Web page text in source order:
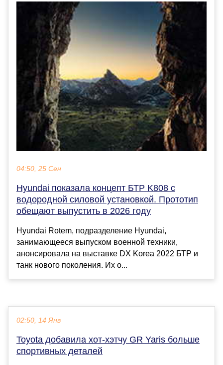
04:50, 25 Сен
Hyundai показала концепт БТР K808 с
водородной силовой установкой. Прототип
обещают выпустить в 2026 году
Hyundai Rotem, подразделение Hyundai,
занимающееся выпуском военной техники,
анонсировала на выставке DX Korea 2022 БТР и
танк нового поколения. Их о...
02:50, 14 Янв
Toyota добавила хот-хэтчу GR Yaris больше
спортивных деталей